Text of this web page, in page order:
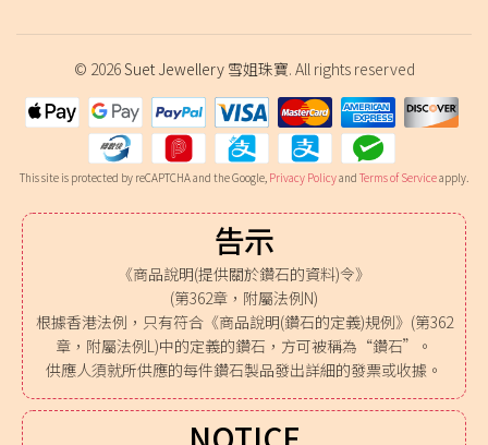
© 2026Suet Jewellery 雪姐珠寶. All rights reserved
This site is protected by reCAPTCHA and the Google, Privacy Policyand Terms of Serviceapply.
告示
《商品說明(提供關於鑽石的資料)令》
(第362章，附屬法例N)
根據香港法例，只有符合《商品說明(鑽石的定義)規例》(第362
章，附屬法例L)中的定義的鑽石，方可被稱為“鑽石”。
供應人須就所供應的每件鑽石製品發出詳細的發票或收據。